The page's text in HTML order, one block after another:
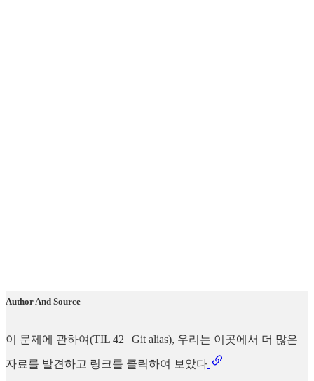
Author And Source
이 문제에 관하여(TIL 42 | Git alias), 우리는 이곳에서 더 많은
자료를 발견하고 링크를 클릭하여 보았다